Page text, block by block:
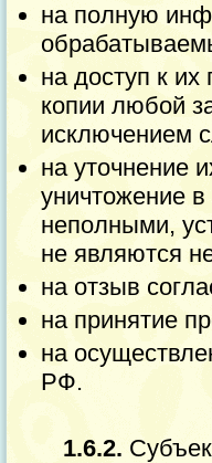
на полную
на доступ к
копии любой
исключением
на уточнение
уничтожение
неполными,
не являются
на отзыв
на принятие
на
РФ.
1.6.2.